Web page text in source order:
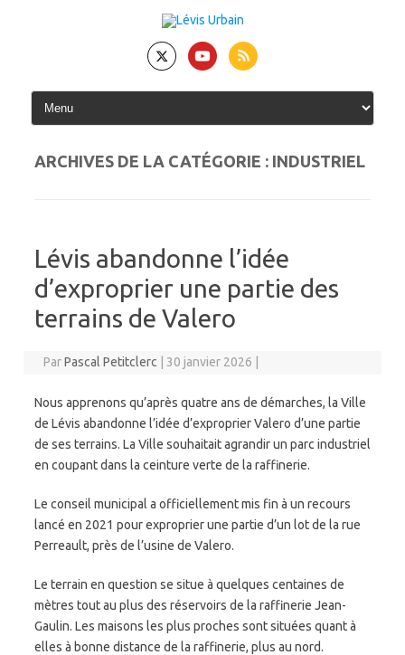
ARCHIVES DE LA CATÉGORIE : INDUSTRIEL
Lévis abandonne l’idée
d’exproprier une partie des
terrains de Valero
ParPascal Petitclerc 30 janvier 2026
Nous apprenons qu’après quatre ans de démarches, la Ville
de Lévis abandonne l’idée d’exproprier Valero d’une partie
de ses terrains. La Ville souhaitait agrandir un parc industriel
en coupant dans la ceinture verte de la raffinerie.
Le conseil municipal a officiellement mis fin à un recours
lancé en 2021 pour exproprier une partie d’un lot de la rue
Perreault, près de l’usine de Valero.
Le terrain en question se situe à quelques centaines de
mètres tout au plus des réservoirs de la raffinerie Jean-
Gaulin. Les maisons les plus proches sont situées quant à
elles à bonne distance de la raffinerie, plus au nord.